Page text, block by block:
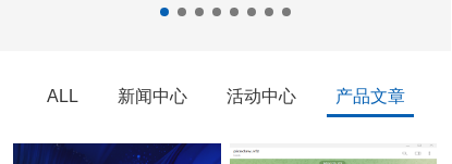
ALL 新闻中心 活动中心 产品文章